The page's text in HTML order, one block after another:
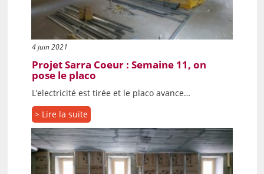
4 juin 2021
Projet Sarra Coeur : Semaine 11, on
pose le placo
L’electricité est tirée et le placo avance…
> Lire la suite